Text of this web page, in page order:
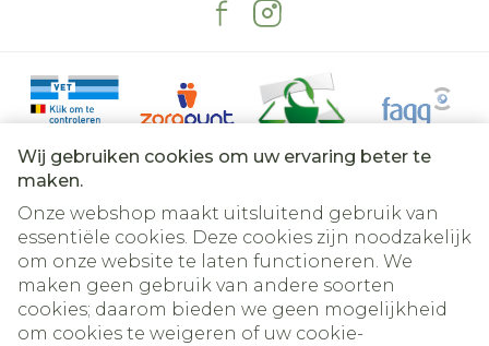
Wij gebruiken cookies om uw ervaring beter te
maken.
Onze webshop maakt uitsluitend gebruik van
essentiële cookies. Deze cookies zijn noodzakelijk
om onze website te laten functioneren. We
maken geen gebruik van andere soorten
cookies; daarom bieden we geen mogelijkheid
om cookies te weigeren of uw cookie-
Juridische links